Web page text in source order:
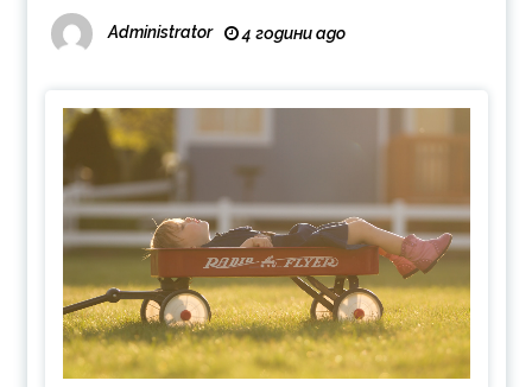
Administrator 4 години ago